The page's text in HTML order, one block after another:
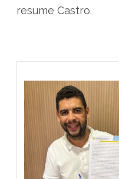
resume Castro.